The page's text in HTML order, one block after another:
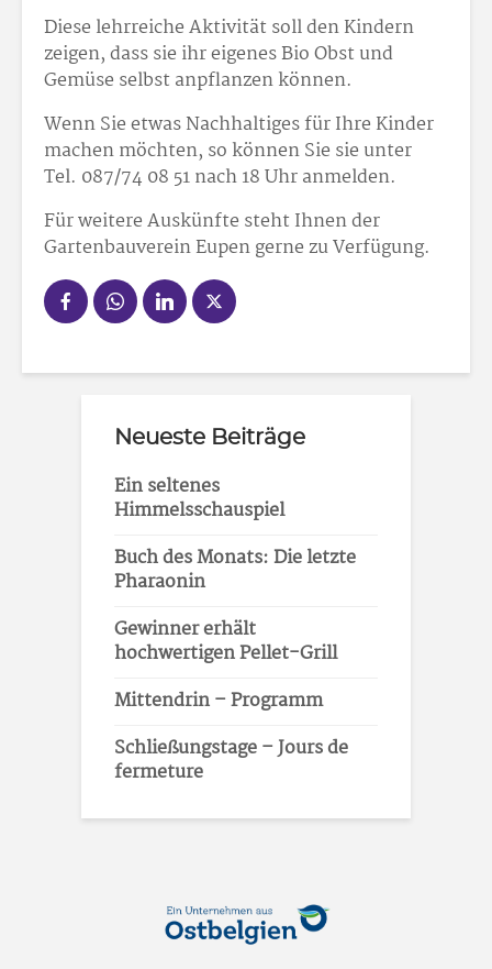
Diese lehrreiche Aktivität soll den Kindern
zeigen, dass sie ihr eigenes Bio Obst und
Gemüse selbst anpflanzen können.
Wenn Sie etwas Nachhaltiges für Ihre Kinder
machen möchten, so können Sie sie unter
Tel. 087/74 08 51 nach 18 Uhr anmelden.
Für weitere Auskünfte steht Ihnen der
Gartenbauverein Eupen gerne zu Verfügung.
Neueste Beiträge
Ein seltenes
Himmelsschauspiel
Buch des Monats: Die letzte
Pharaonin
Gewinner erhält
hochwertigen Pellet-Grill
Mittendrin – Programm
Schließungstage – Jours de
fermeture